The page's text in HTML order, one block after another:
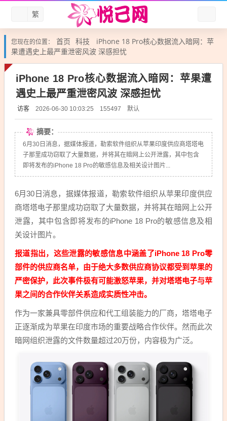
繁
您现在的位置： 首页 科技
iPhone 18 Pro核心数据流入暗网：苹
果遭遇史上最严重泄密风波 深感担忧
iPhone 18 Pro核心数据流入暗网：苹果遭
遇史上最严重泄密风波 深感担忧
访客 2026-06-30 10:03:25 155497 默认
摘要：
6月30日消息，据媒体报道，勒索软件组织从苹果印度供应商塔塔电
子那里成功窃取了大量数据，并将其在暗网上公开泄露，其中包含
即将发布的iPhone 18 Pro的敏感信息及相关设计图片...
6月30日消息，据媒体报道，勒索软件组织从苹果印度供应
商塔塔电子那里成功窃取了大量数据，并将其在暗网上公开
泄露，其中包含即将发布的iPhone 18 Pro的敏感信息及相
关设计图片。
报道指出，这些泄露的敏感信息中涵盖了iPhone 18 Pro零
部件的供应商名单，由于绝大多数供应商协议都受到苹果的
严密保护，此次事件极有可能激怒苹果，并对塔塔电子与苹
果之间的合作伙伴关系造成实质性冲击。
作为一家兼具零部件供应和代工组装能力的厂商，塔塔电子
正逐渐成为苹果在印度市场的重要战略合作伙伴。然而此次
暗网组织泄露的文件数量超过20万份，内容极为广泛。